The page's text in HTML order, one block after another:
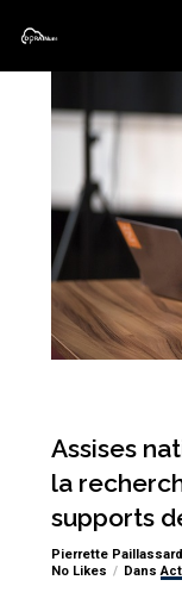
Assises
la
supports
Pierrette Paillassard
No Likes
Dans